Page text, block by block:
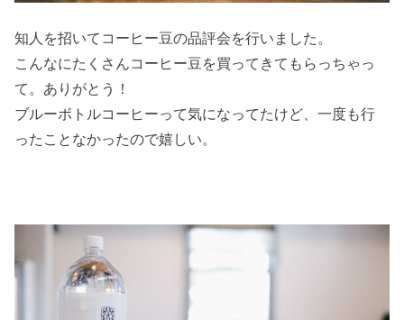
知人を招いてコーヒー豆の品評会を行いました。
こんなにたくさんコーヒー豆を買ってきてもらっちゃっ
て。ありがとう！
ブルーボトルコーヒーって気になってたけど、一度も行
ったことなかったので嬉しい。